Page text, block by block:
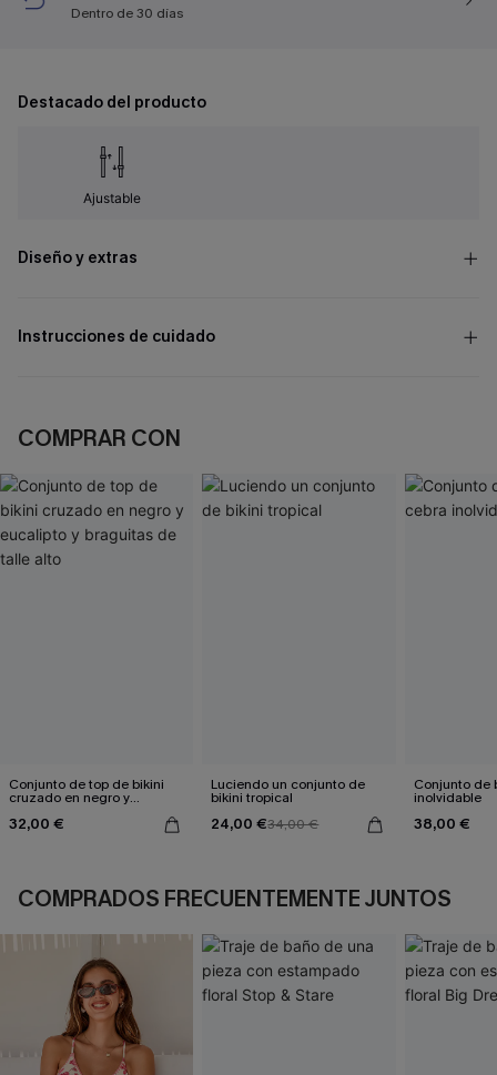
Dentro de 30 días
Destacado del producto
Ajustable
Diseño y extras
Instrucciones de cuidado
COMPRAR CON
Conjunto de top de bikini
cruzado en negro y
eucalipto y braguitas de
talle alto
32,00 €
Luciendo un conjunto de
bikini tropical
24,00 €34,00 €
Conjunto de
inolvidable
38,00 €
COMPRADOS FRECUENTEMENTE JUNTOS